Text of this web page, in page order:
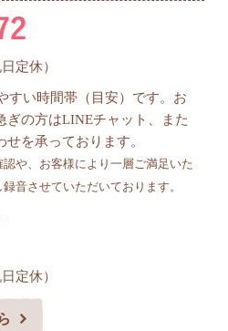
定休）
すい時間帯（目安）です。お
ぎの方はLINEチャット、また
を承っております。
や、お客様により一層ご満足いた
音させていただいております。
定休）